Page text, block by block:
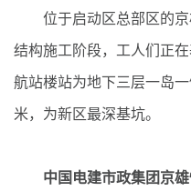
位于启动区总部区的京
结构施工阶段，工人们正
航站楼站为地下三层一岛
米，为新区最深基坑。
中国电建市政集团京